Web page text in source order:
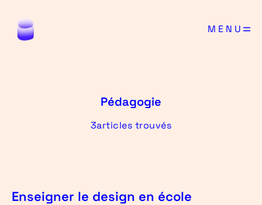
MENU
Pédagogie
3articles trouvés
Enseigner le design en école